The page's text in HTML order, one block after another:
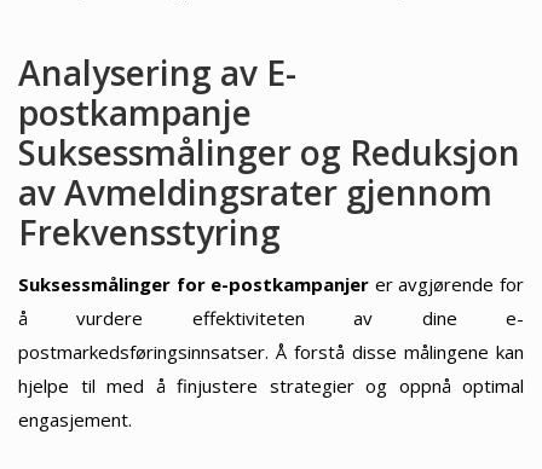
Analysering av E-
postkampanje
Suksessmålinger og Reduksjon
av Avmeldingsrater gjennom
Frekvensstyring
Suksessmålinger for e-postkampanjer er avgjørende for
å vurdere effektiviteten av dine e-
postmarkedsføringsinnsatser. Å forstå disse målingene kan
hjelpe til med å finjustere strategier og oppnå optimal
engasjement.